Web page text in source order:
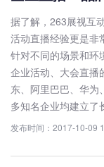
据了解，263展视互
活动直播经验更是非
针对不同的场景和环
企业活动、大会直播
东、阿里巴巴、华为
多知名企业均建立了
发布时间：2017-10-09